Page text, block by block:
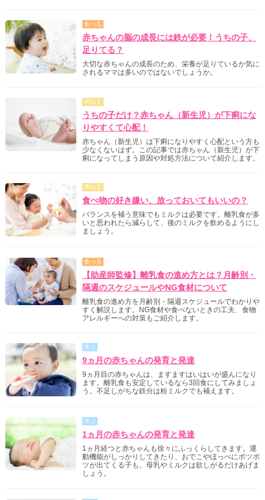
食べる
赤ちゃんの脳の成長には鉄が必要！うちの子、
足りてる？
大切な赤ちゃんの成長のため、栄養が足りているか気に
されるママは多いのではないでしょうか。
尋ねる
うちの子だけ？赤ちゃん（新生児）が下痢にな
りやすくて心配！
赤ちゃん（新生児）は下痢になりやすく心配という方も
少なくないはず。この記事では赤ちゃん（新生児）が下
痢になってしまう原因や対処方法について紹介します。
尋ねる
食べ物の好き嫌い、放っておいてもいいの？
バランスを補う意味でもミルクは必要です。離乳食が多
いと思われたら減らして、後のミルクを飲めるようにし
ましょう。
食べる
【助産師監修】離乳食の進め方とは？月齢別・
隔週のスケジュールやNG食材について
離乳食の進め方を月齢別・隔週スケジュールでわかりや
すく解説します。NG食材や食べないときの工夫、食物
アレルギーへの対策もご紹介します。
学ぶ
9ヵ月の赤ちゃんの発育と発達
9ヵ月目の赤ちゃんは、ますますはいはいが盛んになり
ます。離乳食も安定しているなら3回食にしてみましょ
う。不足しがちな鉄分は粉ミルクでも補えます。
学ぶ
1ヵ月の赤ちゃんの発育と発達
1ヵ月経つと赤ちゃんも徐々にふっくらしてきます。運
動機能がしっかりしてきたり、おでこやほっぺにポツポ
ツが出てくる子も。母乳やミルクは欲しがるだけあげま
しょう。